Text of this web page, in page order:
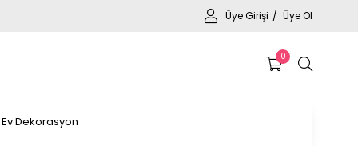
Üye Girişi Üye Ol
0
Ev Dekorasyon